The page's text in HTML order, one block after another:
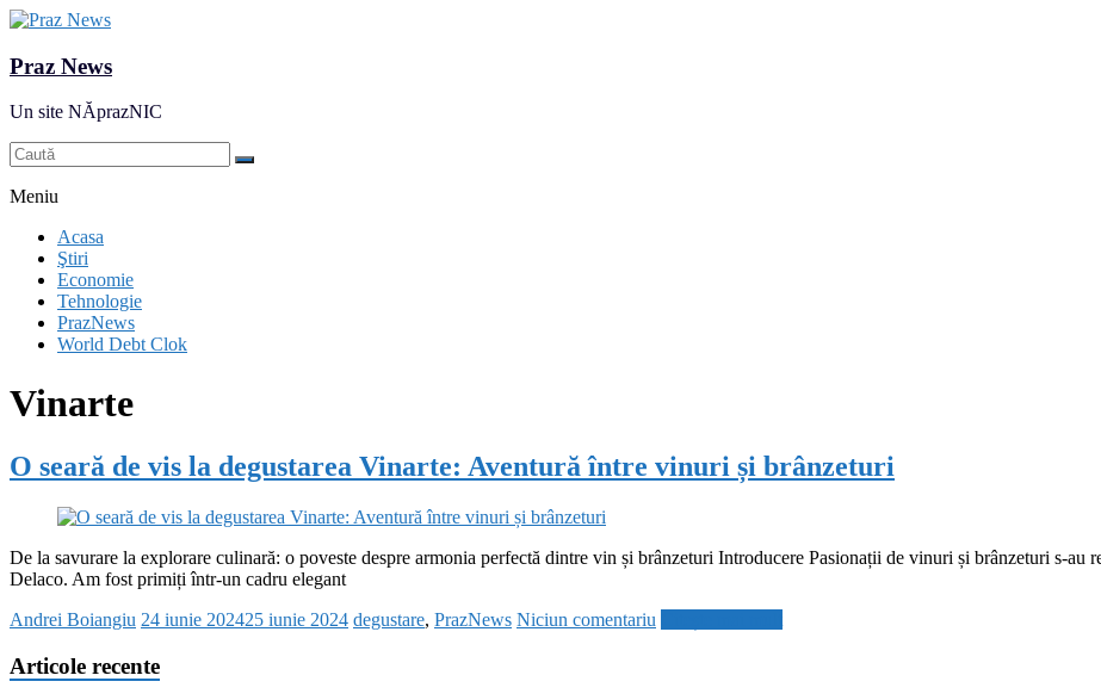
Praz News
Un site NĂprazNIC
Meniu
Acasa
Ştiri
Economie
Tehnologie
PrazNews
World Debt Clok
Vinarte
O seară de vis la degustarea Vinarte: Aventură între vinuri și brânzeturi
De la savurare la explorare culinară: o poveste despre armonia perfectă dintre vin și brânzeturi Introducere Pasionații de vinuri și brânzeturi s-
Delaco. Am fost primiți într-un cadru elegant
Andrei Boiangiu 24 iunie 202425 iunie 2024 degustare, PrazNews Niciun comentariu
Articole recente